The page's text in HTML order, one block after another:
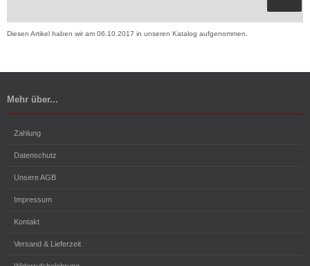
Diesen Artikel haben wir am 06.10.2017 in unseren Katalog aufgenommen.
Mehr über...
Zahlung
Datenschutz
Unsere AGB
Impressum
Kontakt
Versand & Lieferzeit